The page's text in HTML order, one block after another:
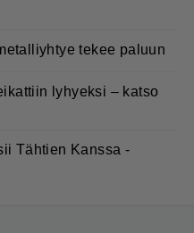
tekee paluun
lyhyeksi – katso
Tähtien Kanssa -